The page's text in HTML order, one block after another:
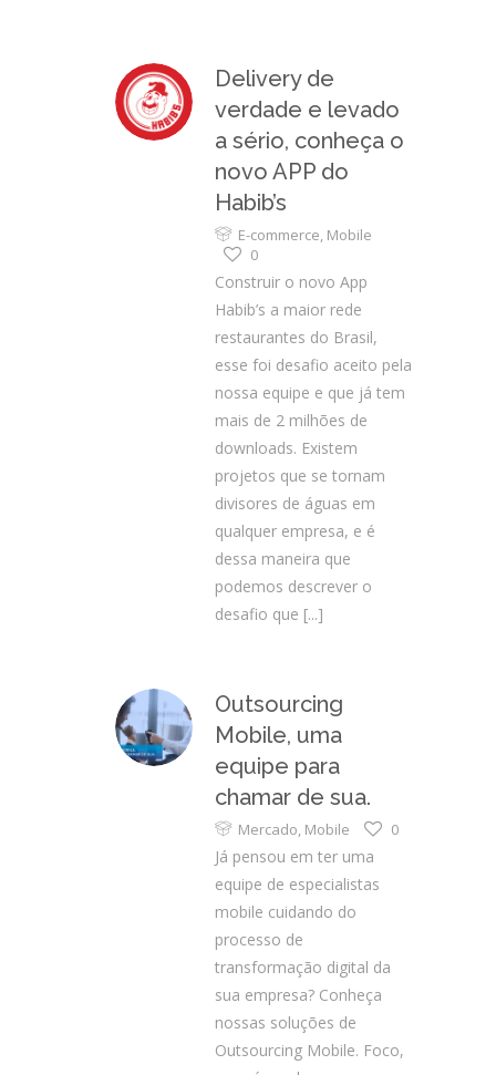
Delivery de
verdade e levado
a sério, conheça o
novo APP do
Habib’s
E-commerce, Mobile
0
Construir o novo App
Habib’s a maior rede
restaurantes do Brasil,
esse foi desafio aceito pela
nossa equipe e que já tem
mais de 2 milhões de
downloads. Existem
projetos que se tornam
divisores de águas em
qualquer empresa, e é
dessa maneira que
podemos descrever o
desafio que [...]
Outsourcing
Mobile, uma
equipe para
chamar de sua.
Mercado, Mobile 0
Já pensou em ter uma
equipe de especialistas
mobile cuidando do
processo de
transformação digital da
sua empresa? Conheça
nossas soluções de
Outsourcing Mobile. Foco,